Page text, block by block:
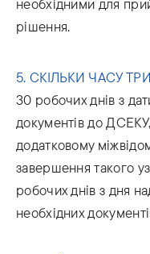
необхідними для
рішення.
5. СКІЛЬКИ ЧАСУ
30 робочих днів з
документів до
додатковому
завершення такого
робочих днів з дня
необхідних